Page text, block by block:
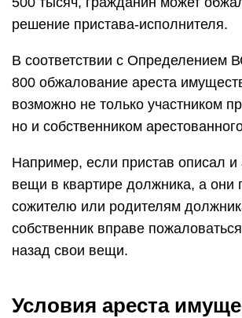
решение пристава-исполнителя.
В соответствии с Определением
800 обжалование ареста
возможно не только участником
но и собственником
Например, если пристав описал и
вещи в квартире должника, а они
сожителю или родителям
собственник вправе
назад свои вещи.
Условия ареста